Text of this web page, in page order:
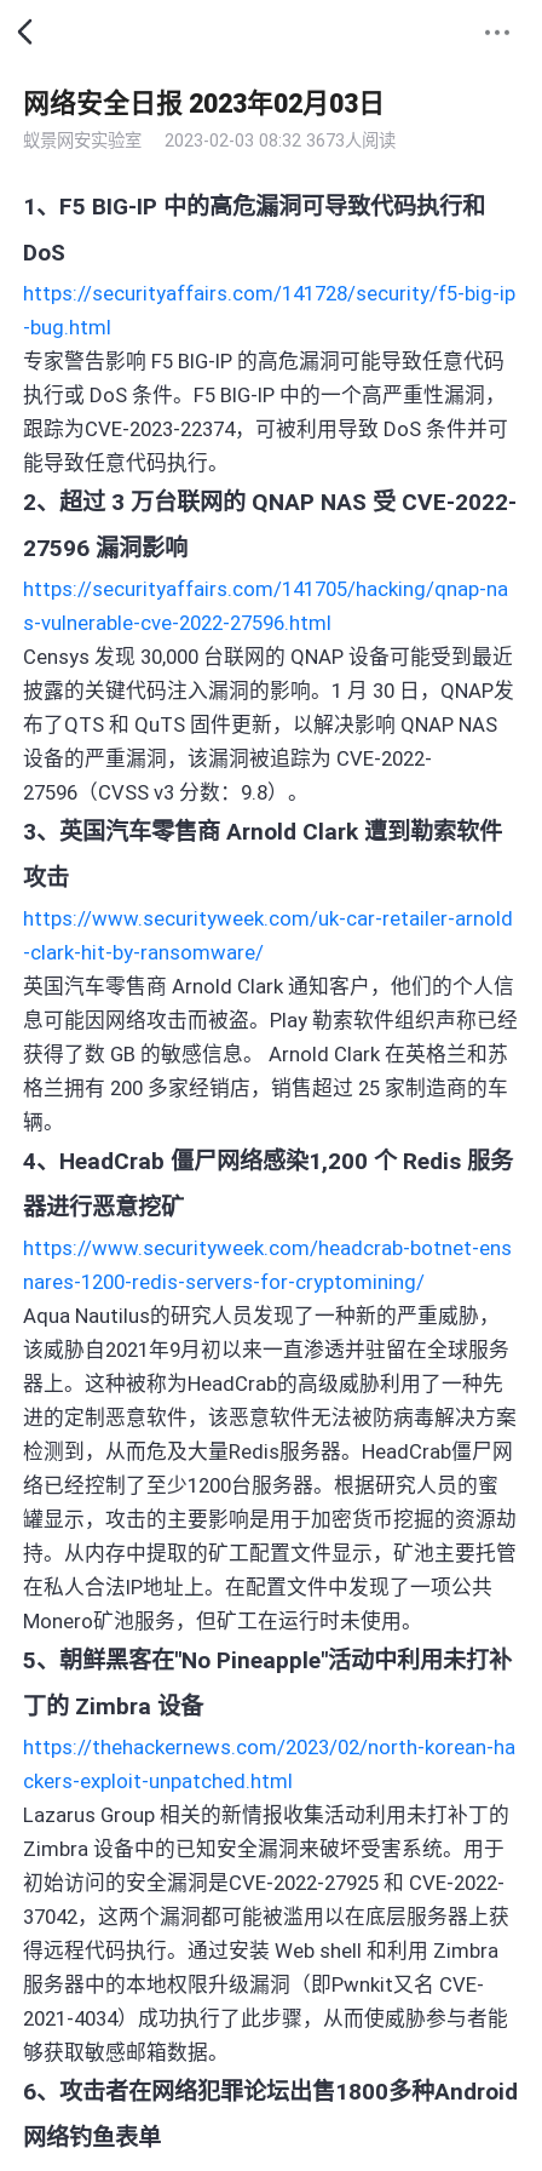
网络安全日报 2023年02月03日
蚁景网安实验室 2023-02-03 08:32 3673人阅读
1、F5 BIG-IP 中的高危漏洞可导致代码执行和
DoS
https://securityaffairs.com/141728/security/f5-big-ip
-bug.html
专家警告影响 F5 BIG-IP 的高危漏洞可能导致任意代码
执行或 DoS 条件。F5 BIG-IP 中的一个高严重性漏洞，
跟踪为CVE-2023-22374，可被利用导致 DoS 条件并可
能导致任意代码执行。
2、超过 3 万台联网的 QNAP NAS 受 CVE-2022-
27596 漏洞影响
https://securityaffairs.com/141705/hacking/qnap-na
s-vulnerable-cve-2022-27596.html
Censys 发现 30,000 台联网的 QNAP 设备可能受到最近
披露的关键代码注入漏洞的影响。1 月 30 日，QNAP发
布了QTS 和 QuTS 固件更新，以解决影响 QNAP NAS
设备的严重漏洞，该漏洞被追踪为 CVE-2022-
27596（CVSS v3 分数：9.8）。
3、英国汽车零售商 Arnold Clark 遭到勒索软件
攻击
https://www.securityweek.com/uk-car-retailer-arnold
-clark-hit-by-ransomware/
英国汽车零售商 Arnold Clark 通知客户，他们的个人信
息可能因网络攻击而被盗。Play 勒索软件组织声称已经
获得了数 GB 的敏感信息。 Arnold Clark 在英格兰和苏
格兰拥有 200 多家经销店，销售超过 25 家制造商的车
辆。
4、HeadCrab 僵尸网络感染1,200 个 Redis 服务
器进行恶意挖矿
https://www.securityweek.com/headcrab-botnet-ens
nares-1200-redis-servers-for-cryptomining/
Aqua Nautilus的研究人员发现了一种新的严重威胁，
该威胁自2021年9月初以来一直渗透并驻留在全球服务
器上。这种被称为HeadCrab的高级威胁利用了一种先
进的定制恶意软件，该恶意软件无法被防病毒解决方案
检测到，从而危及大量Redis服务器。HeadCrab僵尸网
络已经控制了至少1200台服务器。根据研究人员的蜜
罐显示，攻击的主要影响是用于加密货币挖掘的资源劫
持。从内存中提取的矿工配置文件显示，矿池主要托管
在私人合法IP地址上。在配置文件中发现了一项公共
Monero矿池服务，但矿工在运行时未使用。
5、朝鲜黑客在"No Pineapple"活动中利用未打补
丁的 Zimbra 设备
https://thehackernews.com/2023/02/north-korean-ha
ckers-exploit-unpatched.html
Lazarus Group 相关的新情报收集活动利用未打补丁的
Zimbra 设备中的已知安全漏洞来破坏受害系统。用于
初始访问的安全漏洞是CVE-2022-27925 和 CVE-2022-
37042，这两个漏洞都可能被滥用以在底层服务器上获
得远程代码执行。通过安装 Web shell 和利用 Zimbra
服务器中的本地权限升级漏洞（即Pwnkit又名 CVE-
2021-4034）成功执行了此步骤，从而使威胁参与者能
够获取敏感邮箱数据。
6、攻击者在网络犯罪论坛出售1800多种Android
网络钓鱼表单